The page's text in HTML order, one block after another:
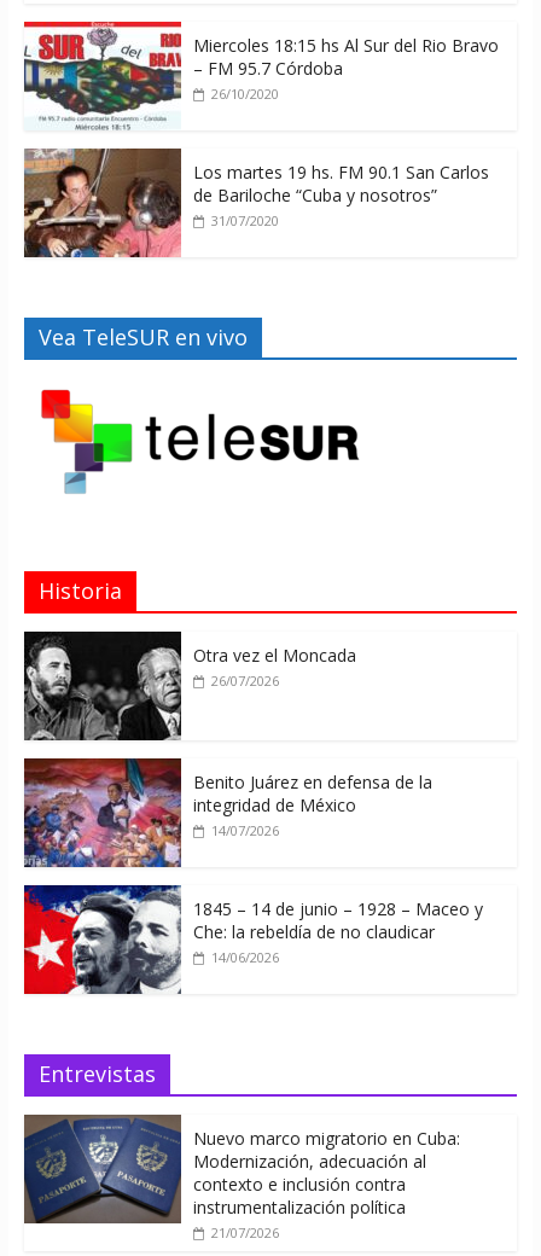
Miercoles 18:15 hs Al Sur del Rio Bravo
– FM 95.7 Córdoba
26/10/2020
Los martes 19 hs. FM 90.1 San Carlos
de Bariloche “Cuba y nosotros”
31/07/2020
Vea TeleSUR en vivo
Historia
Otra vez el Moncada
26/07/2026
Benito Juárez en defensa de la
integridad de México
14/07/2026
1845 – 14 de junio – 1928 – Maceo y
Che: la rebeldía de no claudicar
14/06/2026
Entrevistas
Nuevo marco migratorio en Cuba:
Modernización, adecuación al
contexto e inclusión contra
instrumentalización política
21/07/2026